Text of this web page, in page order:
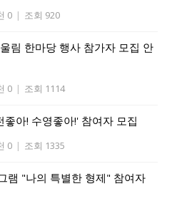
0 | 조회 920
림 한마당 행사 참가자 모집 안
0 | 조회 1114
아! 수영좋아!' 참여자 모집
0 | 조회 1335
램 "나의 특별한 형제" 참여자